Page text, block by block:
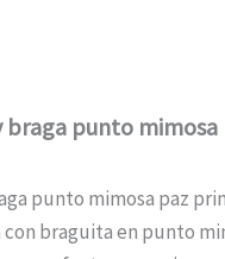
punto mimosa
punto mimosa paz
braguita en punto